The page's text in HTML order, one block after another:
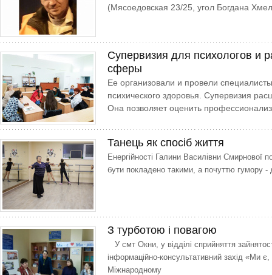
(Мясоедовская 23/25, угол Богдана
Супервизия для психологов и
сферы
Ее организовали и провели
психического здоровья. Супервизия
Она позволяет оценить
Танець як спосіб життя
Енергійності Галини Василівни Смирнової
бути покладено такими, а почуттю гумору -
З турботою і повагою
У смт Окни, у відділі сприйняття
інформаційно-консультативний захід «Ми
Міжнародному